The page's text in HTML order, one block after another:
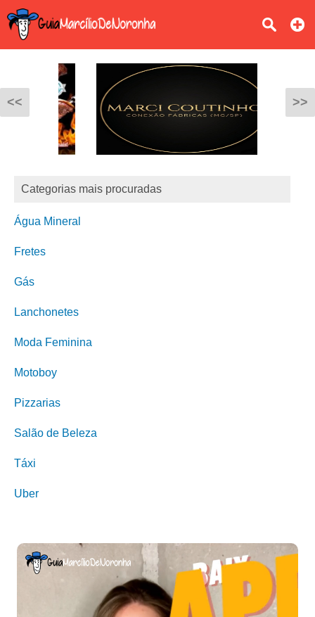
<< >>
Categorias mais procuradas
Água Mineral
Fretes
Gás
Lanchonetes
Moda Feminina
Motoboy
Pizzarias
Salão de Beleza
Táxi
Uber